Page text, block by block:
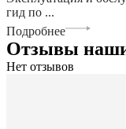
гид по ...
Подробнее
Отзывы
Нет отзывов